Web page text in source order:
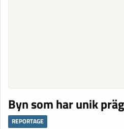
Byn som har unik
REPORTAGE